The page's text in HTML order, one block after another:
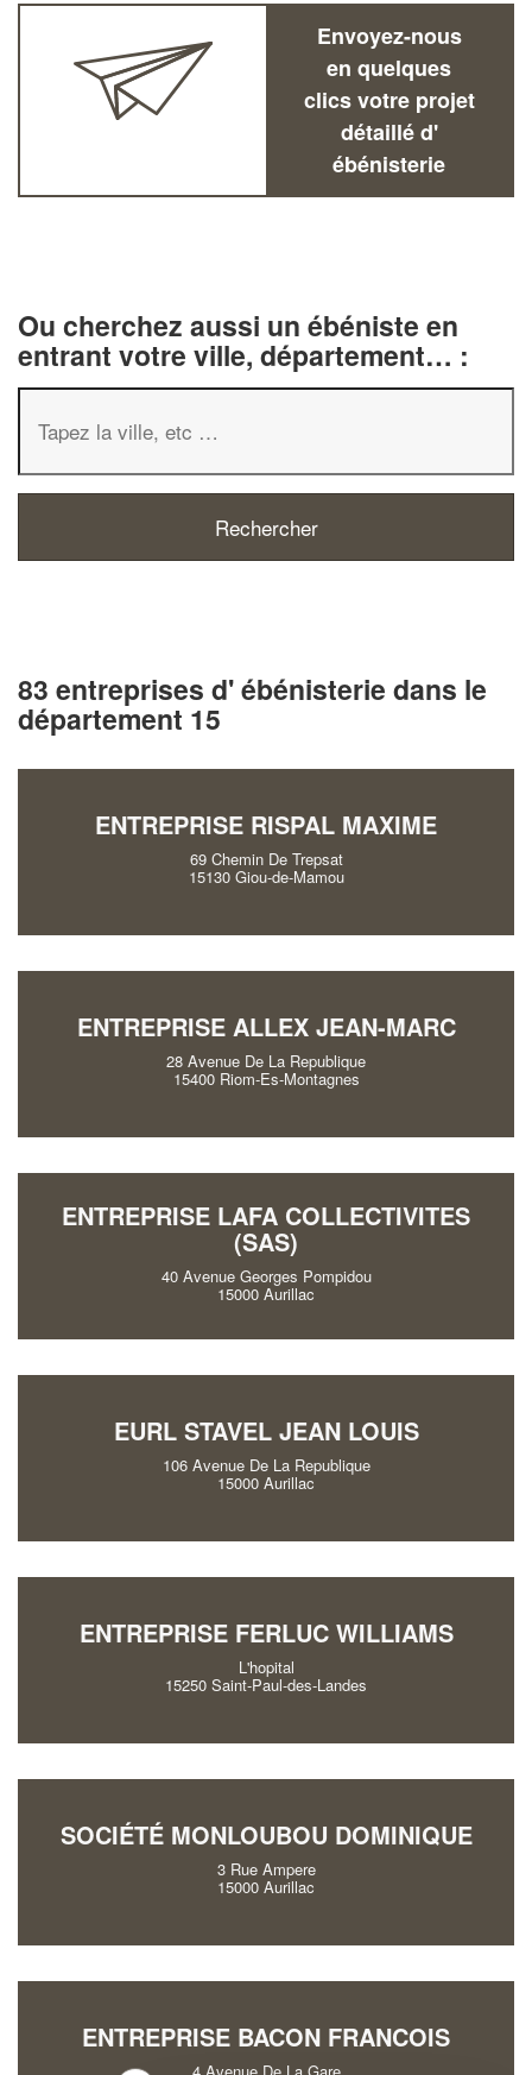
Envoyez-nous
en quelques
clics votre projet
détaillé d'
ébénisterie
Ou cherchez aussi un ébéniste en
entrant votre ville, département… :
83 entreprises d' ébénisterie dans le
département 15
ENTREPRISE RISPAL MAXIME
69 Chemin De Trepsat
15130 Giou-de-Mamou
ENTREPRISE ALLEX JEAN-MARC
28 Avenue De La Republique
15400 Riom-Es-Montagnes
ENTREPRISE LAFA COLLECTIVITES
(SAS)
40 Avenue Georges Pompidou
15000 Aurillac
EURL STAVEL JEAN LOUIS
106 Avenue De La Republique
15000 Aurillac
ENTREPRISE FERLUC WILLIAMS
L'hopital
15250 Saint-Paul-des-Landes
SOCIÉTÉ MONLOUBOU DOMINIQUE
3 Rue Ampere
15000 Aurillac
ENTREPRISE BACON FRANCOIS